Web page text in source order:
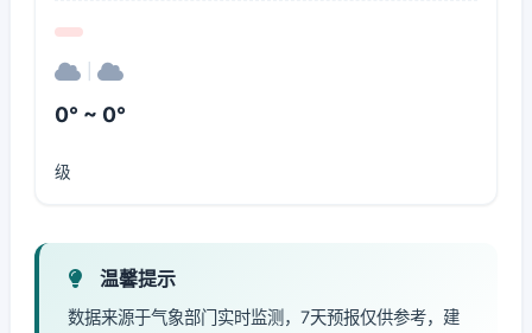
0° ~ 0°
级
温馨提示
数据来源于气象部门实时监测，7天预报仅供参考，建